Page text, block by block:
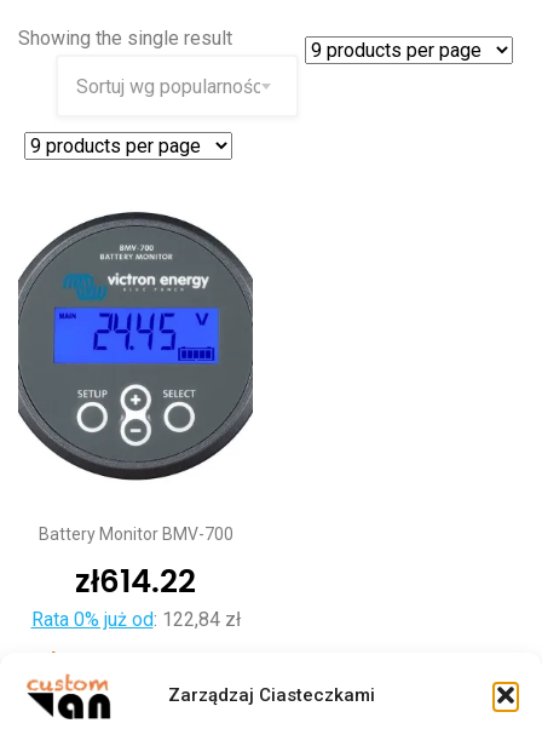
Zarządzaj Ciasteczkami
Showing the single result
Battery Monitor BMV-700
zł614.22
Rata 0% już od: 122,84 zł